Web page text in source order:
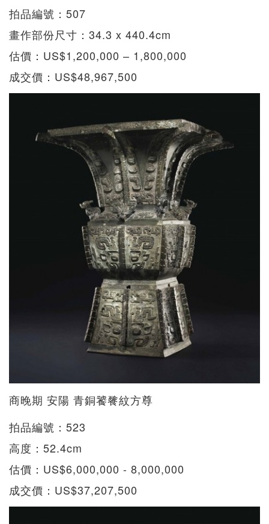
拍品編號：507
畫作部份尺寸：34.3 x 440.4cm
估價：US$1,200,000 – 1,800,000
成交價：US$48,967,500
商晚期 安陽 青銅饕餮紋方尊
拍品編號：523
高度：52.4cm
估價：US$6,000,000 - 8,000,000
成交價：US$37,207,500